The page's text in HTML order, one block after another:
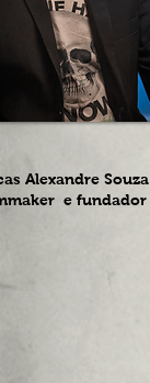
Alexandre Souza
e fundador